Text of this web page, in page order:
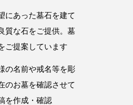
にあった墓石を建て
質な石をご提供。墓
ご提案しています
の名前や戒名等を彫
のお墓を確認させて
を作成・確認